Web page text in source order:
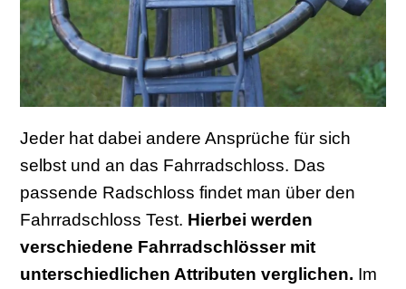
Jeder hat dabei andere Ansprüche für sich
selbst und an das Fahrradschloss. Das
passende Radschloss findet man über den
Fahrradschloss Test. Hierbei werden
verschiedene Fahrradschlösser mit
unterschiedlichen Attributen verglichen. Im